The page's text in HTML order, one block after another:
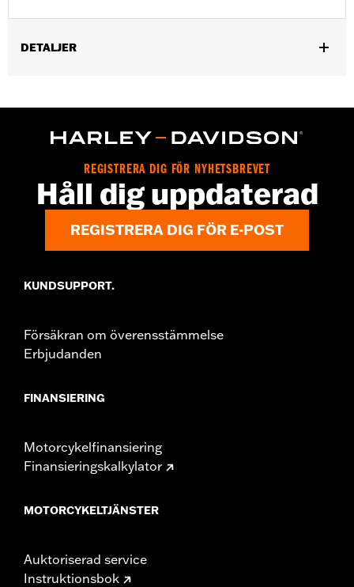
DETALJER
WARRANTY:2 year limited warranty – Go towww.h-
Imported
REGISTRERA DIG FÖR NYHETSBREVET
Håll dig uppdaterad
REGISTRERA DIG FÖR E-POST
KUNDSUPPORT.
Försäkran om överensstämmelse
Erbjudanden
FINANSIERING
Motorcykelfinansiering
Finansieringskalkylator
MOTORCYKELTJÄNSTER
Auktoriserad service
Instruktionsbok